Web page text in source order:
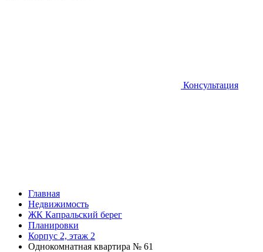
Консультация
Главная
Недвижимость
ЖК Капральский берег
Планировки
Корпус 2, этаж 2
Однокомнатная квартира № 61